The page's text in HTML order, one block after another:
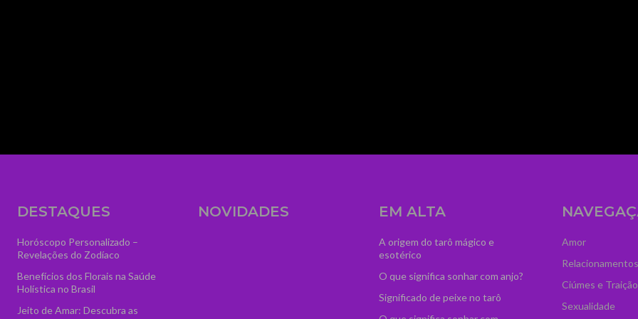
DESTAQUES
Horóscopo Personalizado –
Revelações do Zodíaco
Benefícios dos Florais na Saúde
Holística no Brasil
Jeito de Amar: Descubra as
NOVIDADES EM ALTA
A origem do tarô mágico e
esotérico
O que significa sonhar com anjo?
Significado de peixe no tarô
Amor
Relacionamentos
Ciúmes e Traição
Sexualidade